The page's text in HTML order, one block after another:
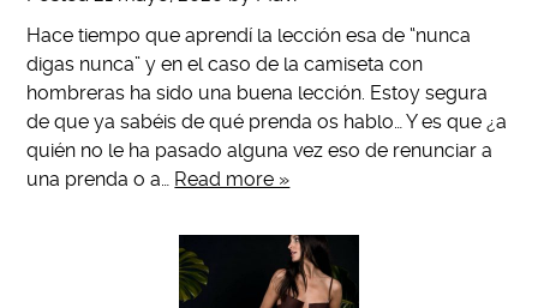
Hace tiempo que aprendí la lección esa de “nunca
digas nunca” y en el caso de la camiseta con
hombreras ha sido una buena lección. Estoy segura
de que ya sabéis de qué prenda os hablo… Y es que ¿a
quién no le ha pasado alguna vez eso de renunciar a
una prenda o a… Read more »